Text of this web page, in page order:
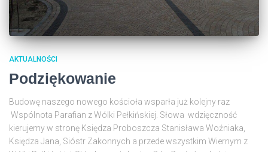
AKTUALNOŚCI
Podziękowanie
Budowę naszego nowego kościoła wsparła już kolejny raz
Wspólnota Parafian z Wólki Pełkińskiej. Słowa wdzięczność
kierujemy w stronę Księdza Proboszcza Stanisława Woźniaka,
Księdza Jana, Sióstr Zakonnych a przede wszystkim Wiernym z